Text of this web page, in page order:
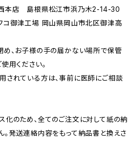
本店 島根県松江市浜乃木2-14-30
コ御津工場 岡山県岡山市北区御津高
、お子様の手の届かない場所で保管
用ください。
されている方は、事前に医師にご相談
のため、全てのご注文に対して紙の納
。発送連絡内容をもって納品書と換えさ